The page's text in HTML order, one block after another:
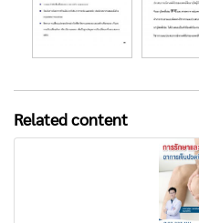
Related content